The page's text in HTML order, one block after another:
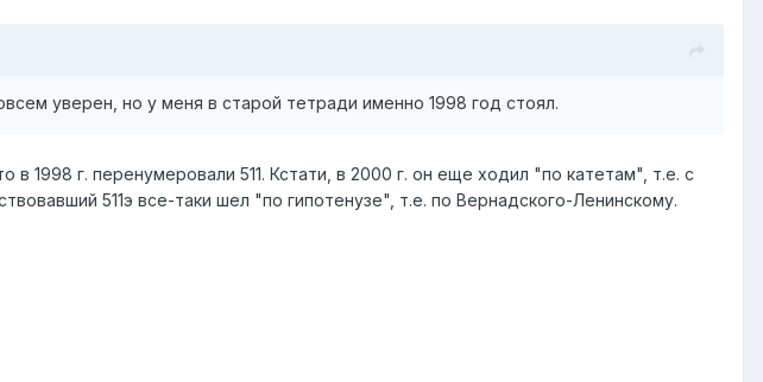
уверен, но у меня в старой тетради именно 1998 год стоял.
1998 г. перенумеровали 511. Кстати, в 2000 г. он еще ходил "по катетам", т.е. с
511э все-таки шел "по гипотенузе", т.е. по Вернадского-Ленинскому.